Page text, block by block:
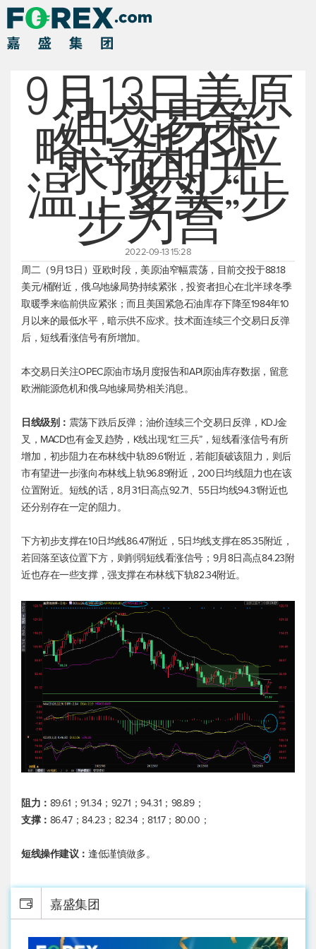
9月13日美原
油交易策
略：供不应
求预期升
温，多头“步
步为营”
2022-09-13 15:28
周二（9月13日）亚欧时段， 美原油窄幅震荡，目前交投于88.18
美元/桶附近，俄乌地缘局势持续紧张，投资者担心在北半球冬季
取暖季来临前供应紧张；而且美国紧急石油库存下降至1984年10
月以来的最低水平，暗示供不应求。技术面连续三个交易日反弹
后，短线看涨信号有所增加。
本交易日关注OPEC原油市场月度报告和API原油库存数据，留意
欧洲能源危机和俄乌地缘局势相关消息。
日线级别： 震荡下跌后反弹；油价连续三个交易日反弹，KDJ金
叉，MACD也有金叉趋势，K线出现“红三兵”，短线看涨信号有所
增加，初步阻力在布林线中轨89.61附近，若能顶破该阻力，则后
市有望进一步涨向布林线上轨96.89附近，200日均线阻力也在该
位置附近。短线的话，8月31日高点92.71、55日均线94.31附近也
还分别存在一定的阻力。
下方初步支撑在10日均线86.47附近，5日均线支撑在85.35附近，
若回落至该位置下方，则削弱短线看涨信号；9月8日高点84.23附
近也存在一些支撑，强支撑在布林线下轨82.34附近。
阻力： 89.61；91.34；92.71；94.31；98.89；
支撑： 86.47；84.23；82.34；81.17；80.00；
短线操作建议：逢低谨慎做多。
嘉盛集团